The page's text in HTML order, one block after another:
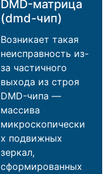
DMD-матрица
(dmd-чип)
Возникает такая
неисправность из-
за частичного
выхода из строя
DMD-чипа —
массива
микроскопически
х подвижных
зеркал,
сформированных